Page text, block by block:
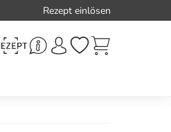
Rezept einlösen